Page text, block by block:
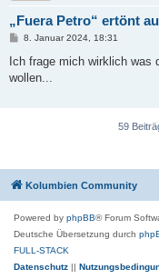
„Fuera Petro“ ertönt
B
i
r
8. Januar 2024, 18:31
Ich frage mich wirklich was
wollen...
59
Kolumbien Community
Powered by phpBB® Forum
Deutsche Übersetzung durch
FULL-STACK
Datenschutz ||